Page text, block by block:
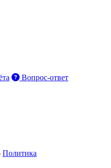
Вопрос-ответ
Политика